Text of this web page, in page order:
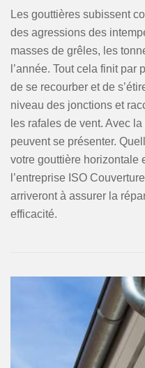
Les gouttières subissent
des agressions des
masses de grêles, les
l’année. Tout cela finit
de se recourber et de
niveau des jonctions et
les rafales de vent. Avec
peuvent se présenter.
votre gouttière horizontale
l’entreprise ISO
arriveront à assurer la
efficacité.